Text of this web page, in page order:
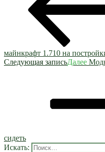
майнкрафт 1.710 на
Следующая записьДалее
сидеть
Искать: